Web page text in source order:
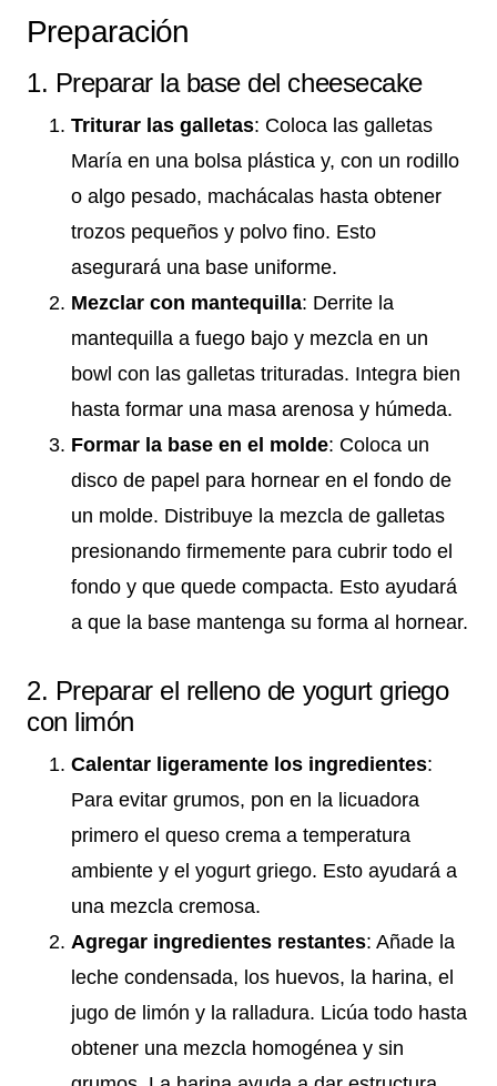
Preparación
1. Preparar la base del cheesecake
Triturar las galletas: Coloca las galletas
María en una bolsa plástica y, con un rodillo
o algo pesado, machácalas hasta obtener
trozos pequeños y polvo fino. Esto
asegurará una base uniforme.
Mezclar con mantequilla: Derrite la
mantequilla a fuego bajo y mezcla en un
bowl con las galletas trituradas. Integra bien
hasta formar una masa arenosa y húmeda.
Formar la base en el molde: Coloca un
disco de papel para hornear en el fondo de
un molde. Distribuye la mezcla de galletas
presionando firmemente para cubrir todo el
fondo y que quede compacta. Esto ayudará
a que la base mantenga su forma al hornear.
2. Preparar el relleno de yogurt griego
con limón
Calentar ligeramente los ingredientes:
Para evitar grumos, pon en la licuadora
primero el queso crema a temperatura
ambiente y el yogurt griego. Esto ayudará a
una mezcla cremosa.
Agregar ingredientes restantes: Añade la
leche condensada, los huevos, la harina, el
jugo de limón y la ralladura. Licúa todo hasta
obtener una mezcla homogénea y sin